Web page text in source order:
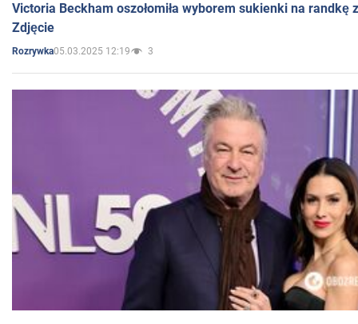
Victoria Beckham oszołomiła wyborem sukienki na randkę
Zdjęcie
Rozrywka05.03.2025 12:19 3